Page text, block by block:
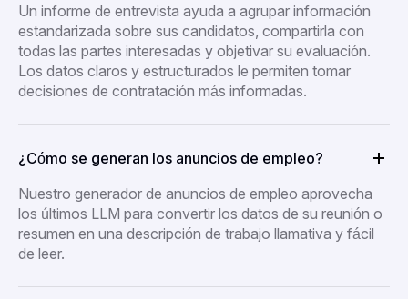
Un informe de entrevista ayuda a agrupar información
estandarizada sobre sus candidatos, compartirla con
todas las partes interesadas y objetivar su evaluación.
Los datos claros y estructurados le permiten tomar
decisiones de contratación más informadas.
¿Cómo se generan los anuncios de empleo?
Nuestro generador de anuncios de empleo aprovecha
los últimos LLM para convertir los datos de su reunión o
resumen en una descripción de trabajo llamativa y fácil
de leer.